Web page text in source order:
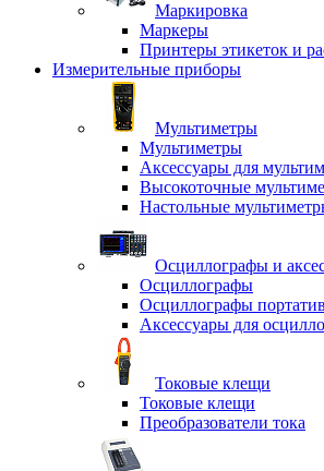
Маркировка
Маркеры
Принтеры этикеток и
Измерительные приборы
Мультиметры
Мультиметры
Аксессуары для
Высокоточные
Настольные
Осциллографы и
Осциллографы
Осциллографы
Аксессуары для
Токовые клещи
Токовые клещи
Преобразователи тока